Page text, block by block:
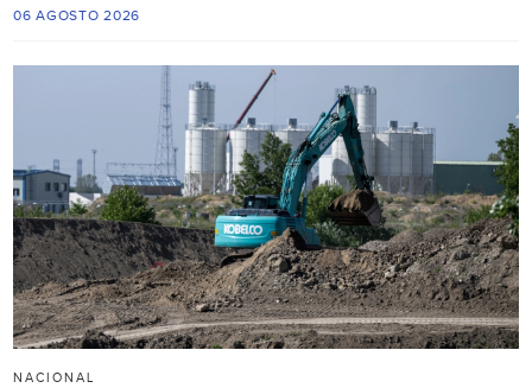
06 AGOSTO 2026
NACIONAL